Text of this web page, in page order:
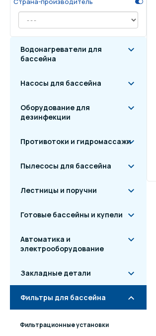
Системы безопасности
Водонагреватели для
бассейна
Насосы для бассейна
Оборудование для
дезинфекции
Противотоки и гидромассажи
Пылесосы для бассейна
Лестницы и поручни
Готовые бассейны и купели
Автоматика и
электрооборудование
Закладные детали
Фильтры для бассейна
Фильтрационные установки